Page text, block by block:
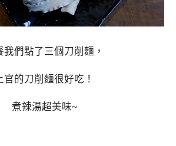
我們點了三個刀削麵，
官的刀削麵很好吃！
煮辣湯超美味~